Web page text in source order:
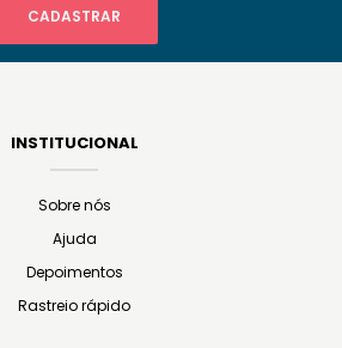
INSTITUCIONAL
Sobre nós
Ajuda
Depoimentos
Rastreio rápido